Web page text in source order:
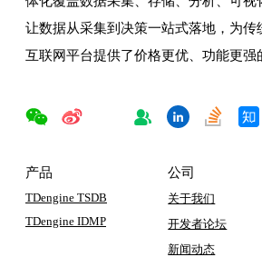
让数据从采集到决策一站式落地，为传
互联网平台提供了价格更优、功能更强
产品
TDengine TSDB
TDengine IDMP
公司
关于我们
开发者论坛
新闻动态